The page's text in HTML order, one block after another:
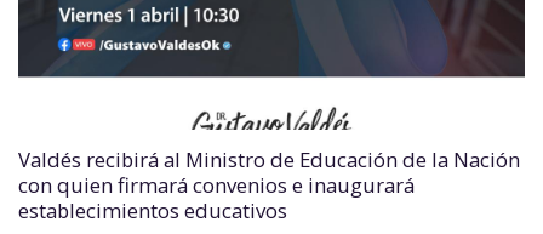
Valdés recibirá al Ministro de Educación de la Nación
con quien firmará convenios e inaugurará
establecimientos educativos